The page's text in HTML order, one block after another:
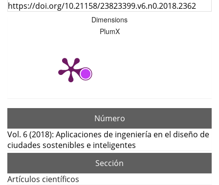
https://doi.org/10.21158/23823399.v6.n0.2018.2362
Dimensions
PlumX
Número
Vol. 6 (2018): Aplicaciones de ingeniería en el diseño de
ciudades sostenibles e inteligentes
Sección
Artículos científicos